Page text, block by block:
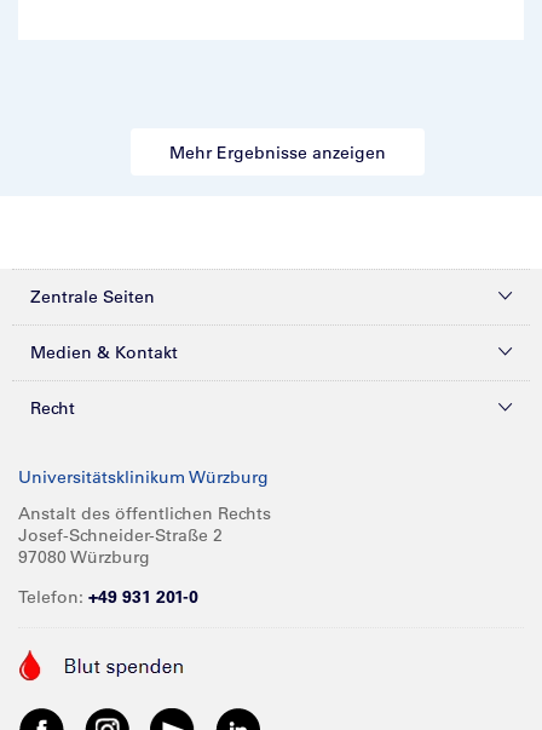
Mehr Ergebnisse anzeigen
Zentrale Seiten
Kliniken & Zentren
Forschung
Karriere
Medien & Kontakt
Presse
Glossar
Spenden
Anreise
Recht
Compliance
Impressum
Barrierefreiheit
Universitätsklinikum Würzburg
Anstalt des öffentlichen Rechts
Josef-Schneider-Straße 2
97080 Würzburg
Telefon: +49 931 201-0